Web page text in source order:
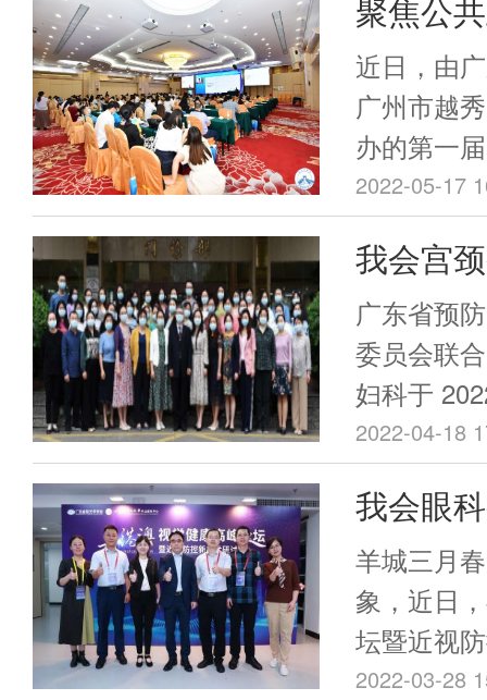
术会议、
训，探讨
法和测序
化使用现
探究更快
及测序方
息的分子
展，为应
持，促进
及新材料/
相关产业
掌握和数
对新发流
我省医疗
动”为主题
次宣传周
动，包括
院、中山
总医院人
医院在内
与。
聚焦公
彩学术
屏障——
社区预
一届基
展高峰
近日，由
广州市越
办的第一
展高峰论
疫情防控
以“线上和
了16名在
知名度的
现场吸引
学者到现
播吸引了
在线观课
合、预防
展等各领
和社区健
充分的交
2022-05-17
我会宫
主办的
会在广
广东省预
委员会联
妇科于
宫颈癌防
宫颈癌放
防癌，展
2022-04-18
我会眼
会|2022
高峰论
研讨会
羊城三月
象，近日
坛暨近视
顺利召开
2022-03-28